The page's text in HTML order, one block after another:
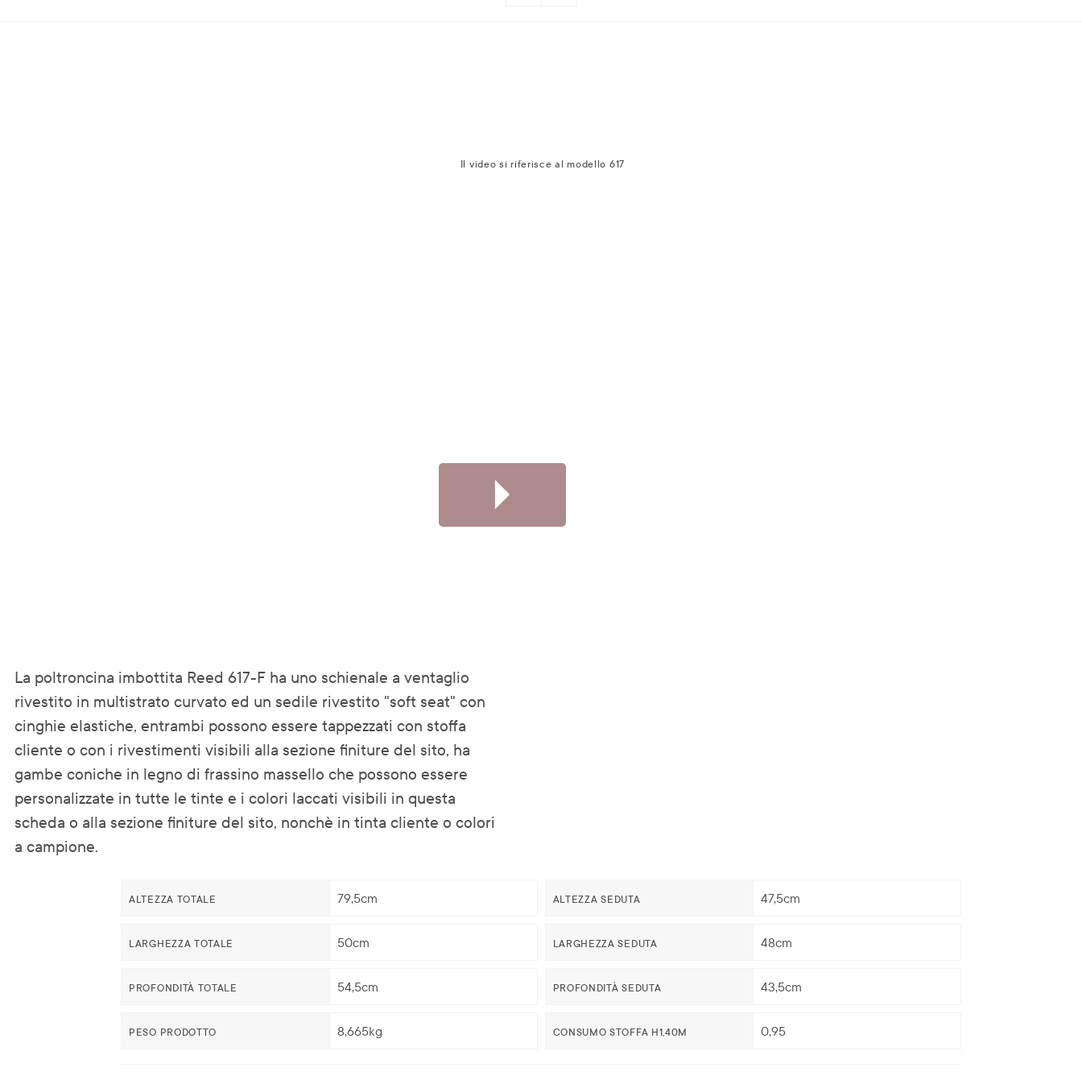
Il video si riferisce al modello 617
La poltroncina imbottita Reed 617-F ha uno schienale a ventaglio
rivestito in multistrato curvato ed un sedile rivestito "soft seat" con
cinghie elastiche, entrambi possono essere tappezzati con stoffa
cliente o con i rivestimenti visibili alla sezione finiture del sito, ha
gambe coniche in legno di frassino massello che possono essere
personalizzate in tutte le tinte e i colori laccati visibili in questa
scheda o alla sezione finiture del sito, nonchè in tinta cliente o colori
a campione.
ALTEZZA TOTALE 79,5cm ALTEZZA SEDUTA 47,5cm
LARGHEZZA TOTALE 50cm LARGHEZZA SEDUTA 48cm
PROFONDITÀ TOTALE 54,5cm PROFONDITÀ SEDUTA 43,5cm
PESO PRODOTTO 8,665kg CONSUMO STOFFA H1,40M 0,95